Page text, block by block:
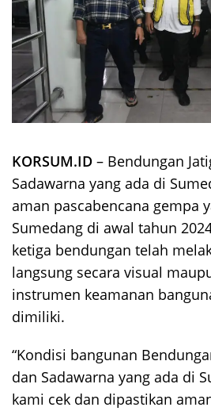
KORSUM.ID – Bendungan
Sadawarna yang ada di
aman pascabencana gempa
Sumedang di awal tahun
ketiga bendungan telah
langsung secara visual
instrumen keamanan
dimiliki.
“Kondisi bangunan
dan Sadawarna yang ada di
kami cek dan dipastikan